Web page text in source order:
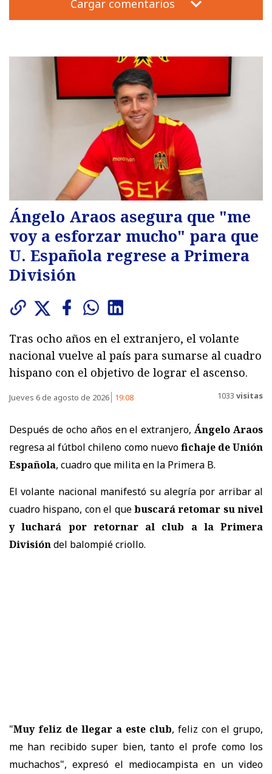
Cargar comentarios
Ángelo Araos asegura que "me
voy a esforzar mucho" para que
U. Española regrese a Primera
División
Tras ocho años en el extranjero, el volante
nacional vuelve al país para sumarse al cuadro
hispano con el objetivo de lograr el ascenso.
Jueves 6 de agosto de 2026 19:08 1033 visitas
Después de ocho años en el extranjero,Ángelo Araos
regresa al fútbol chileno como nuevofichaje de Unión
Española, cuadro que milita en la Primera B.
El volante nacional manifestó su alegría por arribar al
cuadro hispano, con el quebuscará retomar su nivel
y luchará por retornar al club a la Primera
Divisióndel balompié criollo.
"Muy feliz de llegar a este club, feliz con el grupo,
me han recibido super bien, tanto el profe como los
muchachos", expresó el mediocampista en un video